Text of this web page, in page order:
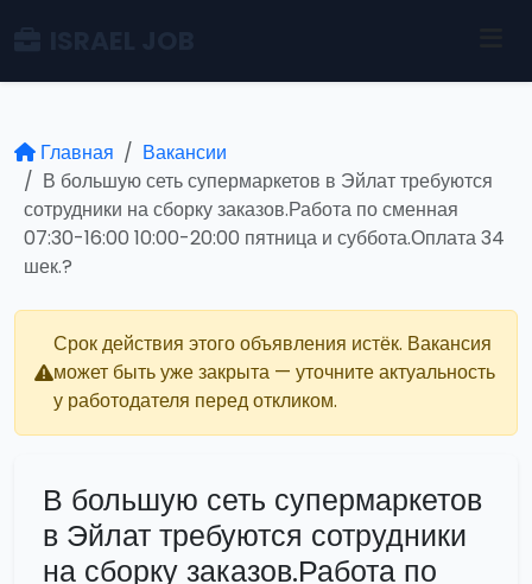
Главная
Вакансии
В большую сеть супермаркетов в Эйлат требуются
сотрудники на сборку заказов.Работа по сменная
07:30-16:00 10:00-20:00 пятница и суббота.Оплата 34
шек.?
Срок действия этого объявления истёк. Вакансия
может быть уже закрыта — уточните актуальность
у работодателя перед откликом.
В большую сеть супермаркетов
в Эйлат требуются сотрудники
на сборку заказов.Работа по